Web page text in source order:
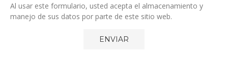
Al usar este formulario, usted acepta el almacenamiento y
manejo de sus datos por parte de este sitio web.